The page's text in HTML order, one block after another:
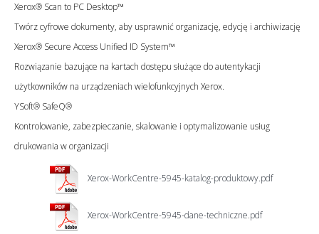
Xerox® Scan to PC Desktop™
Twórz cyfrowe dokumenty, aby usprawnić organizację, edycję i archiwizację
Xerox® Secure Access Unified ID System™
Rozwiązanie bazujące na kartach dostępu służące do autentykacji
użytkowników na urządzeniach wielofunkcyjnych Xerox.
YSoft® SafeQ®
Kontrolowanie, zabezpieczanie, skalowanie i optymalizowanie usług
drukowania w organizacji
Xerox-WorkCentre-5945-katalog-produktowy.pdf
Xerox-WorkCentre-5945-dane-techniczne.pdf